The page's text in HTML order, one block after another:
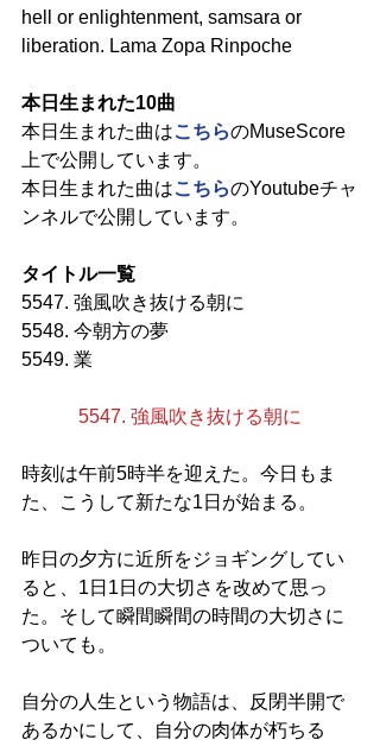
hell or enlightenment, samsara or
liberation. Lama Zopa Rinpoche
本日生まれた10曲
本日生まれた曲はこちらのMuseScore
上で公開しています。
本日生まれた曲はこちらのYoutubeチャ
ンネルで公開しています。
タイトル一覧
5547. 強風吹き抜ける朝に
5548. 今朝方の夢
5549. 業
5547. 強風吹き抜ける朝に
時刻は午前5時半を迎えた。今日もま
た、こうして新たな1日が始まる。
昨日の夕方に近所をジョギングしてい
ると、1日1日の大切さを改めて思っ
た。そして瞬間瞬間の時間の大切さに
ついても。
自分の人生という物語は、反閉半開で
あるかにして、自分の肉体が朽ちる